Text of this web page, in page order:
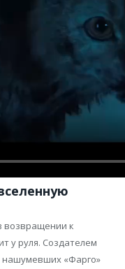
возвращении к
у руля. Создателем
нашумевших «Фарго»